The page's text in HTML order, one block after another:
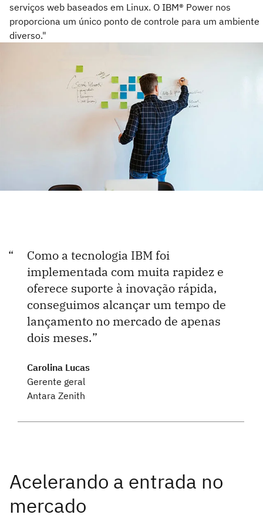
serviços web baseados em Linux. O IBM® Power nos
proporciona um único ponto de controle para um ambiente
diverso."
Como a tecnologia IBM foi
implementada com muita rapidez e
oferece suporte à inovação rápida,
conseguimos alcançar um tempo de
lançamento no mercado de apenas
dois meses.
Carolina Lucas
Gerente geral
Antara Zenith